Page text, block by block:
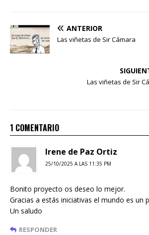
ANTERIOR
Las viñetas de Sir Cámara
Las viñetas de Sir
1 COMENTARIO
Irene de Paz Ortiz
25/10/2025 A LAS 11:35 PM
Bonito proyecto os deseo lo mejor.
Gracias a estás iniciativas el mundo es un
Un saludo
RESPONDER